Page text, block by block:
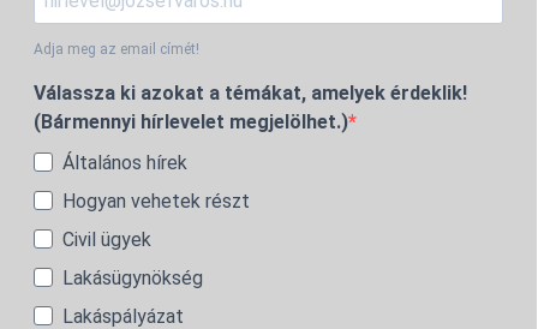
Adja meg az email címét!
Válassza ki azokat a témákat, amelyek érdeklik!
(Bármennyi hírlevelet megjelölhet.)
Általános hírek
Hogyan vehetek részt
Civil ügyek
Lakásügynökség
Lakáspályázat